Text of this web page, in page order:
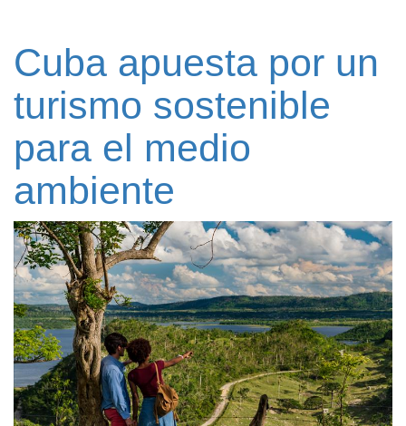
Cuba apuesta por un
turismo sostenible
para el medio
ambiente